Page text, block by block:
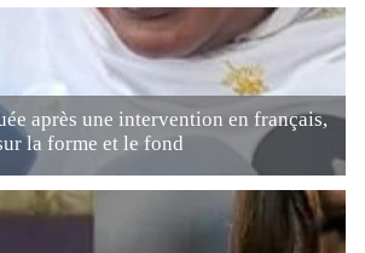
après une intervention en français,
la forme et le fond